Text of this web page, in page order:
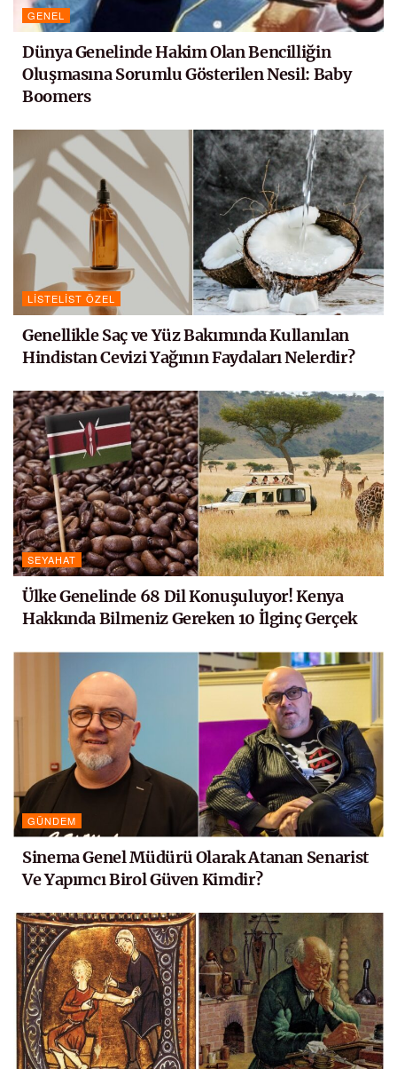
GENEL
Dünya Genelinde Hakim Olan Bencilliğin
Oluşmasına Sorumlu Gösterilen Nesil: Baby
Boomers
LISTELIST ÖZEL
Genellikle Saç ve Yüz Bakımında Kullanılan
Hindistan Cevizi Yağının Faydaları Nelerdir?
SEYAHAT
Ülke Genelinde 68 Dil Konuşuluyor! Kenya
Hakkında Bilmeniz Gereken 10 İlginç Gerçek
GÜNDEM
Sinema Genel Müdürü Olarak Atanan Senarist
Ve Yapımcı Birol Güven Kimdir?